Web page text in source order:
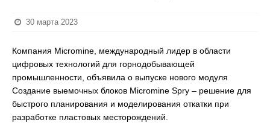
30 марта 2023
Компания Micromine, международный лидер в области
цифровых технологий для горнодобывающей
промышленности, объявила о выпуске нового модуля
Создание выемочных блоков Micromine Spry – решение для
быстрого планирования и моделирования откатки при
разработке пластовых месторождений.